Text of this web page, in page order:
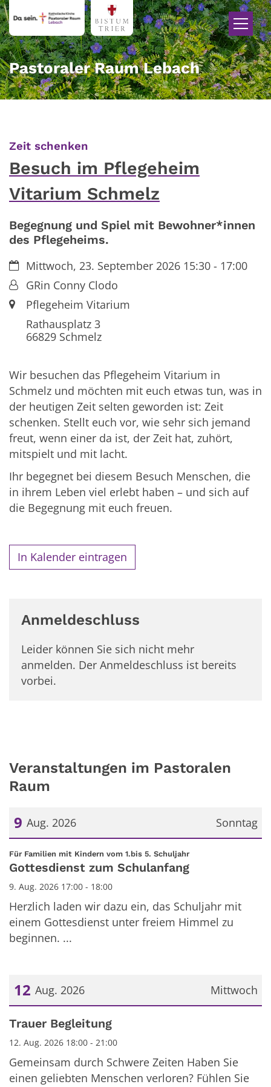
Zum Inhalt springen
Pastoraler Raum Lebach
Zeit schenken
Besuch im Pflegeheim
Vitarium Schmelz
Begegnung und Spiel mit Bewohner*innen
des Pflegeheims.
Datum:Mittwoch, 23. September 2026 15:30 - 17:00
Von:GRin Conny Clodo
Ort:Pflegeheim Vitarium
Rathausplatz 3
66829Schmelz
Wir besuchen das Pflegeheim Vitarium in
Schmelz und möchten mit euch etwas tun, was in
der heutigen Zeit selten geworden ist: Zeit
schenken. Stellt euch vor, wie sehr sich jemand
freut, wenn einer da ist, der Zeit hat, zuhört,
mitspielt und mit lacht.
Ihr begegnet bei diesem Besuch Menschen, die
in ihrem Leben viel erlebt haben – und sich auf
die Begegnung mit euch freuen.
In Kalender eintragen
Anmeldeschluss
Leider können Sie sich nicht mehr
anmelden. Der Anmeldeschluss ist bereits
vorbei.
Veranstaltungen im Pastoralen
Raum
Sonntag
9 Aug. 2026
Datum: 9. August 2026
Für Familien mit Kindern vom 1.bis 5. Schuljahr:
Gottesdienst zum Schulanfang
9. Aug. 2026 17:00 - 18:00
Herzlich laden wir dazu ein, das Schuljahr mit
einem Gottesdienst unter freiem Himmel zu
beginnen. ...
Mittwoch
12 Aug. 2026
Datum: 12. August 2026
Trauer Begleitung
12. Aug. 2026 18:00 - 21:00
Gemeinsam durch Schwere Zeiten Haben Sie
einen geliebten Menschen verloren? Fühlen Sie